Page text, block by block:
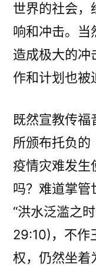
世界的社会，
响和冲击。当
造成极大的冲
作和计划也被
既然宣教传福
所颁布托负的
疫情灾难发生
吗？难道掌管
“洪水泛滥之
29:10)，不作
权，仍然坐着